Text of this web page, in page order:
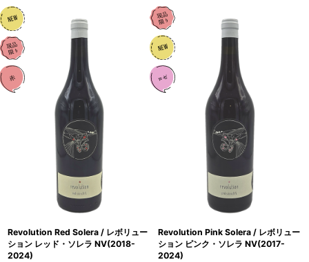
Revolution Red Solera / レボリュー
ション レッド・ソレラ NV(2018-
2024)
Revolution Pink Solera / レボリュー
ション ピンク・ソレラ NV(2017-
2024)